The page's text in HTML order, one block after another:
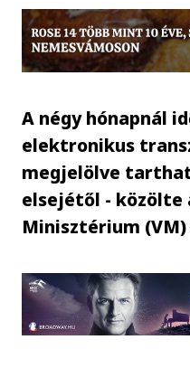
A négy hónapnál
elektronikus
megjelölve
elsejétől - közölte
Minisztérium